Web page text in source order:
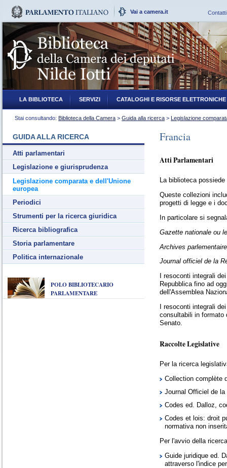
Vai a camera.it Contatti
LA BIBLIOTECA SERVIZI CATALOGHI E RISORSE ELETTRONICHE
Stai consultando: Biblioteca della Camera > Guida alla ricerca > Legislazione
GUIDA ALLA RICERCA
Atti parlamentari
Legislazione e giurisprudenza
Legislazione comparata e dell'Unione
europea
Periodici
Strumenti per la ricerca giuridica
Ricerca bibliografica
Storia parlamentare
Politica internazionale
POLO BIBLIOTECARIO
PARLAMENTARE
Francia
Atti Parlamentari
La biblioteca
Queste collezioni
progetti di legge e i
In particolare si
Gazette nationale ou
Archives
Journal officiel de la
I resoconti integrali
Repubblica fino ad
dell'Assemblea
I resoconti integrali
consultabili in formato
Senato.
Raccolte Legislative
Per la ricerca
Collection complète
Journal Officiel de
Codes ed. Dalloz,
Codes et lois: droit
normativa non
Per l'avvio della
Guide juridique ed.
attraverso l'indice